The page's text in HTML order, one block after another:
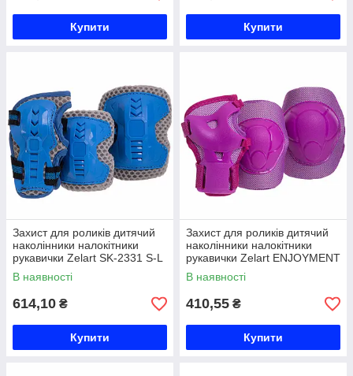
Купити Купити
Захист для роликів дитячий
наколінники налокітники
рукавички Zelart SK-2331 S-L
кольори в асортименті Код
SK-2331
В наявності
614,10 ₴
Купити
Захист для роликів дитячий
наколінники налокітники
рукавички Zelart ENJOYMENT
SK-4684 S-L кольори в
асортименті Код SK-4684
В наявності
410,55 ₴
Купити